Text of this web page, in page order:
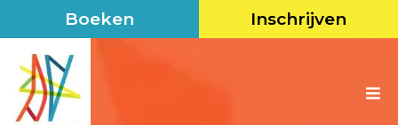
Boeken Inschrijven